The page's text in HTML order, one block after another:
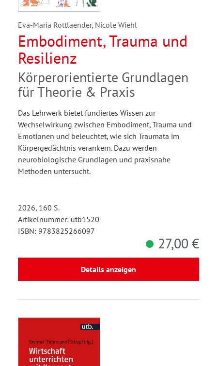
Eva-Maria Rottlaender, Nicole Wiehl
Embodiment, Trauma und
Resilienz
Körperorientierte Grundlagen
für Theorie & Praxis
Das Lehrwerk bietet fundiertes Wissen zur
Wechselwirkung zwischen Embodiment, Trauma und
Emotionen und beleuchtet, wie sich Traumata im
Körpergedächtnis verankern. Dazu werden
neurobiologische Grundlagen und praxisnahe
Methoden untersucht.
2026, 160 S.
Artikelnummer: utb1520
ISBN: 9783825266097
27,00 €
Details anzeigen